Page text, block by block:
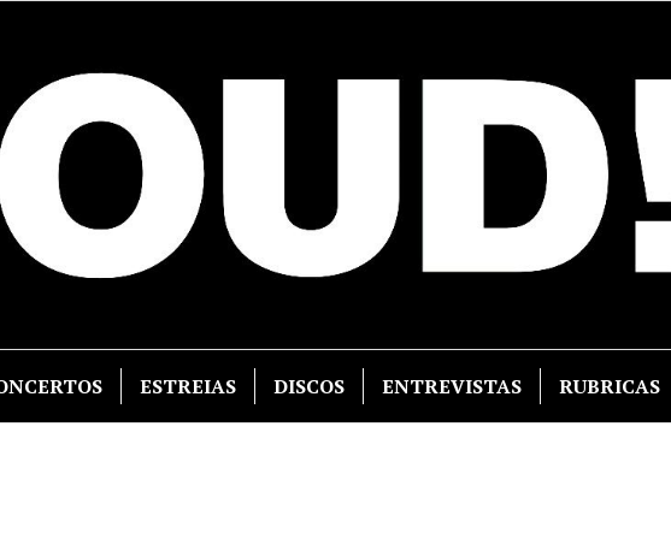
ESTREIAS DISCOS ENTREVISTAS RUBRICAS